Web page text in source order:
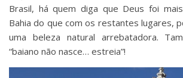
Brasil, há quem diga que Deus foi
Bahia do que com os restantes lugares,
uma beleza natural arrebatadora.
“baiano não nasce… estreia”!